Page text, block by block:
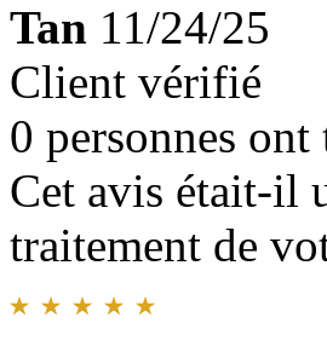
Tan 11/24/25
Client vérifié
0 personnes
Cet avis était-il
traitement de